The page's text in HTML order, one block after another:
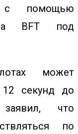
с помощью
BFT под
может
12 секунд до
что
по